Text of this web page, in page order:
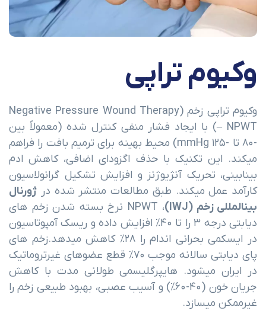
وکیوم تراپی
وکیوم تراپی زخم (Negative Pressure Wound Therapy
– NPWT) با ایجاد فشار منفی کنترل شده (معمولاً بین
-۸۰ تا -۱۲۵ mmHg) محیط بهینه برای ترمیم بافت را فراهم
میکند. این تکنیک با حذف اگزودای اضافی، کاهش ادم
بینابینی، تحریک آنژیوژنز و افزایش تشکیل گرانولاسیون
کارآمد عمل میکند. طبق مطالعات منتشر شده درژورنال
بینالمللی زخم (IWJ)
، NPWT نرخ بسته شدن زخم های
دیابتی درجه ۳ را تا ۴۰% افزایش داده و ریسک آمپوتاسیون
در ایسکمی بحرانی اندام را ۲۸% کاهش میدهد.زخم های
پای دیابتی سالانه موجب ۷۰% قطع عضوهای غیرتروماتیک
در ایران میشود. هایپرگلیسمی طولانی مدت با کاهش
جریان خون (۴۰-۶۰%) و آسیب عصبی، بهبود طبیعی زخم را
غیرممکن میسازد.